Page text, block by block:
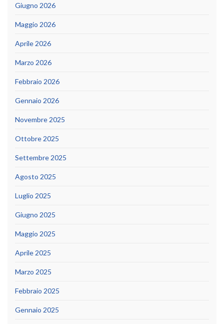
Giugno 2026
Maggio 2026
Aprile 2026
Marzo 2026
Febbraio 2026
Gennaio 2026
Novembre 2025
Ottobre 2025
Settembre 2025
Agosto 2025
Luglio 2025
Giugno 2025
Maggio 2025
Aprile 2025
Marzo 2025
Febbraio 2025
Gennaio 2025